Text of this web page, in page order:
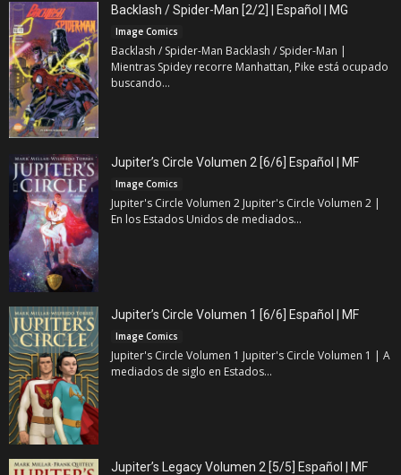
Backlash / Spider-Man [2/2] | Español | MG
Image Comics
Backlash / Spider-Man Backlash / Spider-Man |
Mientras Spidey recorre Manhattan, Pike está ocupado
buscando...
Jupiter’s Circle Volumen 2 [6/6] Español | MF
Image Comics
Jupiter's Circle Volumen 2 Jupiter's Circle Volumen 2 |
En los Estados Unidos de mediados...
Jupiter’s Circle Volumen 1 [6/6] Español | MF
Image Comics
Jupiter's Circle Volumen 1 Jupiter's Circle Volumen 1 | A
mediados de siglo en Estados...
Jupiter’s Legacy Volumen 2 [5/5] Español | MF